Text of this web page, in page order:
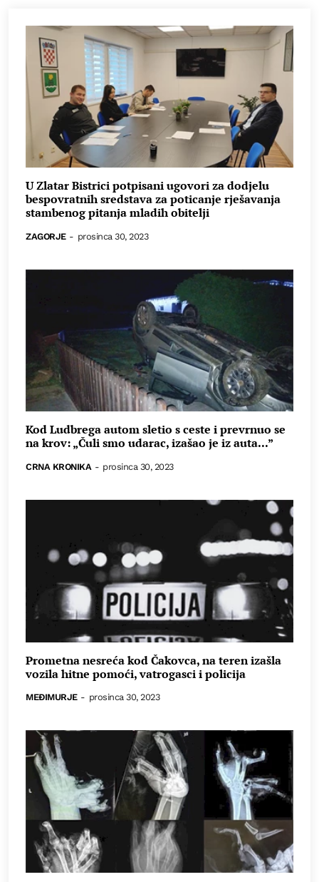
U Zlatar Bistrici potpisani ugovori za dodjelu
bespovratnih sredstava za poticanje rješavanja
stambenog pitanja mladih obitelji
ZAGORJE - prosinca 30, 2023
Kod Ludbrega autom sletio s ceste i prevrnuo se
na krov: „Čuli smo udarac, izašao je iz auta...”
CRNA KRONIKA - prosinca 30, 2023
Prometna nesreća kod Čakovca, na teren izašla
vozila hitne pomoći, vatrogasci i policija
MEĐIMURJE - prosinca 30, 2023